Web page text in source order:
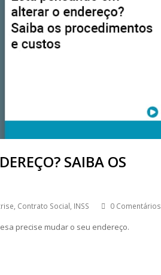
SAIBA OS
, Contrato Social, INSS 0 Comentários
precise mudar o seu endereço.